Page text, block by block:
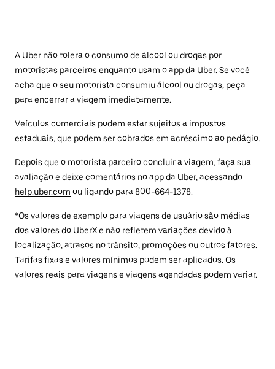
A Uber não tolera o consumo de álcool ou drogas por
motoristas parceiros enquanto usam o app da Uber. Se você
acha que o seu motorista consumiu álcool ou drogas, peça
para encerrar a viagem imediatamente.
Veículos comerciais podem estar sujeitos a impostos
estaduais, que podem ser cobrados em acréscimo ao pedágio.
Depois que o motorista parceiro concluir a viagem, faça sua
avaliação e deixe comentários no app da Uber, acessando
help.uber.com ou ligando para 800-664-1378.
*Os valores de exemplo para viagens de usuário são médias
dos valores do UberX e não refletem variações devido à
localização, atrasos no trânsito, promoções ou outros fatores.
Tarifas fixas e valores mínimos podem ser aplicados. Os
valores reais para viagens e viagens agendadas podem variar.